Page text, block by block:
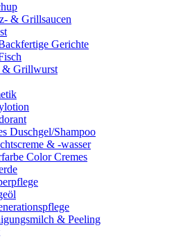
& Grillsaucen
Gerichte
& Grillwurst
Duschgel/Shampoo
& -wasser
Color Cremes
& Peeling